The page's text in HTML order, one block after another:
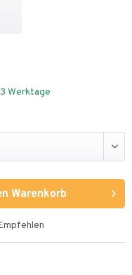
Werktage
Warenkorb